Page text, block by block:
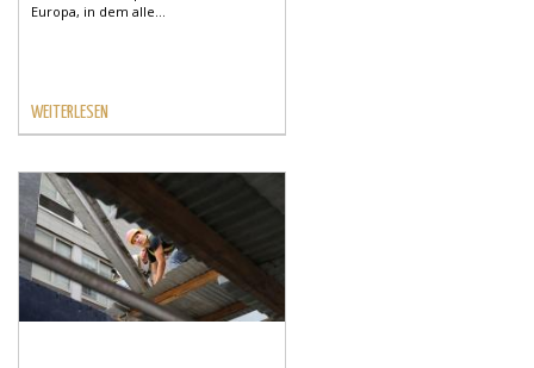
Europa, in dem alle...
WEITERLESEN